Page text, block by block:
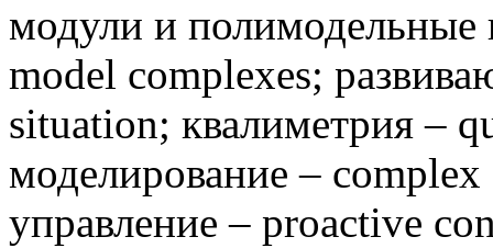
модули и полимодельные
model complexes;
situation; квалиметрия –
моделирование –
управление – proactive